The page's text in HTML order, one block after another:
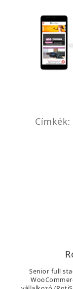
Címkék:
Senior full